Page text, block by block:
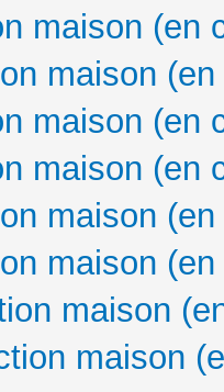
maison (en
maison
maison (en
maison (en
maison
maison
maison
maison